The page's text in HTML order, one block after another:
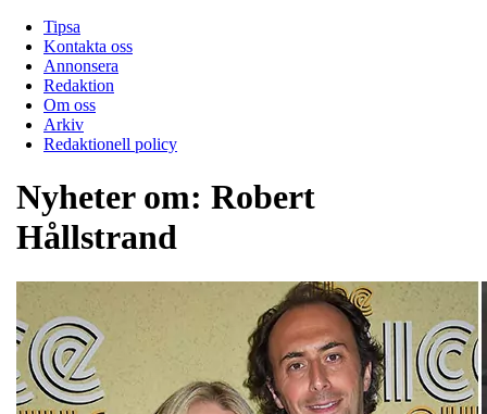
Tipsa
Kontakta oss
Annonsera
Redaktion
Om oss
Arkiv
Redaktionell policy
Nyheter om: Robert
Hållstrand